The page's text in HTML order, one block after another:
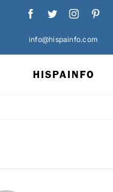
Facebook
TwitterInstagram
info@hispainfo.com